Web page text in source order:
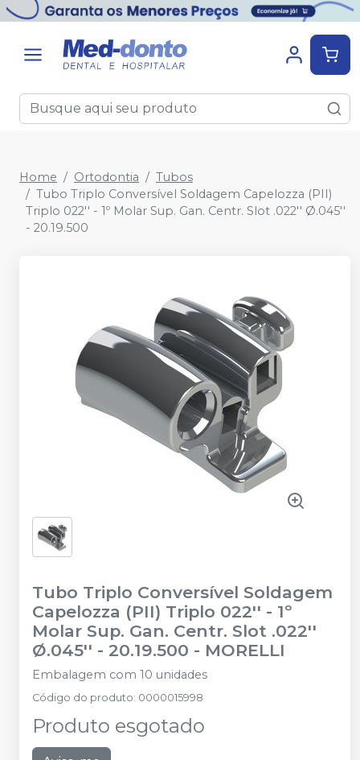
Home Ortodontia
Tubos
Tubo Triplo Conversível Soldagem Capelozza (PII)
Triplo 022'' - 1º Molar Sup. Gan. Centr. Slot .022'' Ø.045''
- 20.19.500
Tubo Triplo Conversível Soldagem
Capelozza (PII) Triplo 022'' - 1º
Molar Sup. Gan. Centr. Slot .022''
Ø.045'' - 20.19.500 - MORELLI
Embalagem com 10 unidades
Código do produto: 0000015998
Produto esgotado